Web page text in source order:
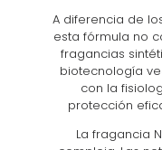
A diferencia de
esta fórmula no
fragancias
biotecnología
con la
protección
La fragancia